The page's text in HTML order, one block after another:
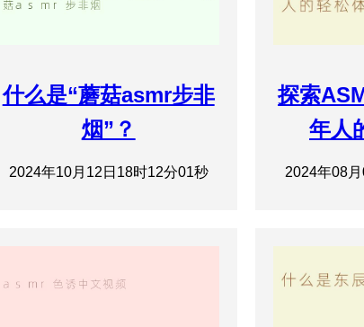
什么是“蘑菇asmr步非
烟”？
2024年10月12日18时12分01秒
探索
年人
2024年08